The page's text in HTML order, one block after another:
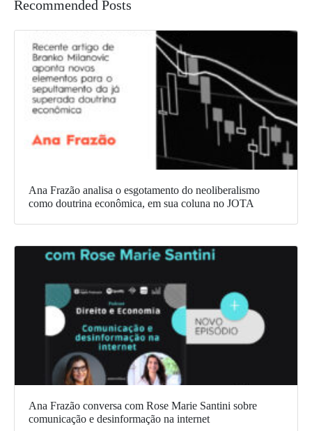
Recommended Posts
Ana Frazão analisa o esgotamento do neoliberalismo
como doutrina econômica, em sua coluna no JOTA
Ana Frazão conversa com Rose Marie Santini sobre
comunicação e desinformação na internet